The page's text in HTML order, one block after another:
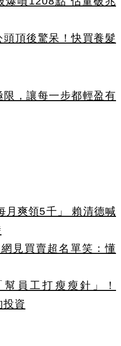
頂後驚呆！快買養髮
，讓每一步都輕盈有
月爽領5千」 賴清德喊
見買賣超名單笑：懂
員工打瘦瘦針」！
投資